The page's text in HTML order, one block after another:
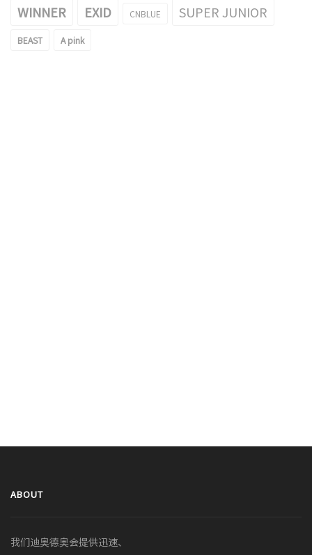
WINNER
EXID CNBLUE SUPER JUNIOR
BEAST A pink
ABOUT
我们迪奥德奥会提供迅速、